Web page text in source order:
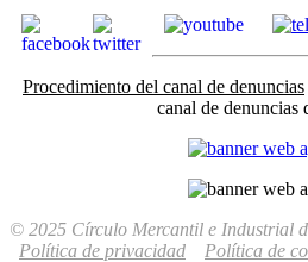
Procedimiento del canal de denuncias
canal de denuncias
© 2025 Círculo Mercantil e Industrial
Política de privacidad
Política de